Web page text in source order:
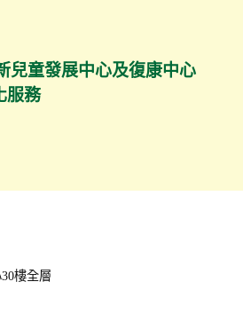
兒童發展中心及復康中心
服務
樓全層